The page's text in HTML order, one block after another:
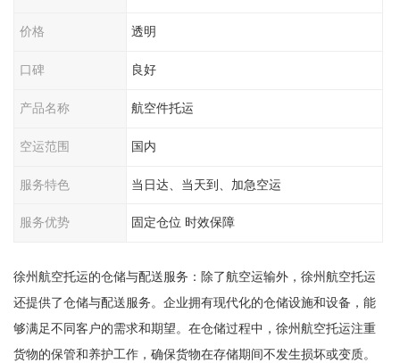
价格 透明
口碑 良好
产品名称 航空件托运
空运范围 国内
服务特色 当日达、当天到、加急空运
服务优势 固定仓位 时效保障
徐州航空托运的仓储与配送服务：除了航空运输外，徐州航空托运
还提供了仓储与配送服务。企业拥有现代化的仓储设施和设备，能
够满足不同客户的需求和期望。在仓储过程中，徐州航空托运注重
货物的保管和养护工作，确保货物在存储期间不发生损坏或变质。